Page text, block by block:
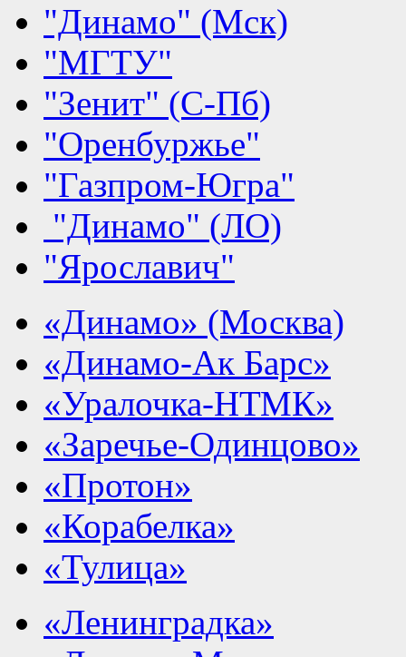
"Динамо" (Мск)
"МГТУ"
"Зенит" (С-Пб)
"Оренбуржье"
"Газпром-Югра"
"Динамо" (ЛО)
"Ярославич"
«Динамо» (Москва)
«Динамо-Ак Барс»
«Уралочка-НТМК»
«Заречье-Одинцово»
«Протон»
«Корабелка»
«Тулица»
«Ленинградка»